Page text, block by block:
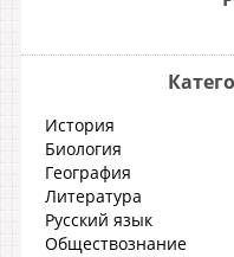
История
Биология
География
Литература
Русский язык
Обществознание